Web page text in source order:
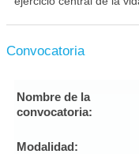
Convocatoria
Nombre de la
convocatoria:
Modalidad: